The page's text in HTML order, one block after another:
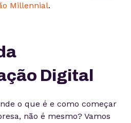
Millennial.
Digital
o que é e como começar
não é mesmo? Vamos